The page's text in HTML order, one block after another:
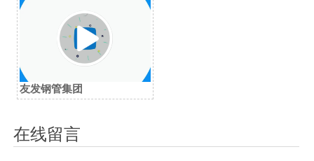
友发钢管集团
在线留言